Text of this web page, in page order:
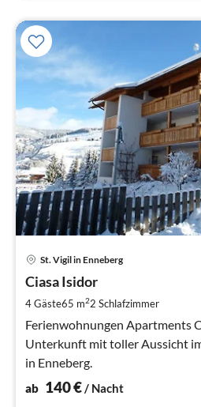
St. Vigil in Enneberg
Ciasa Isidor
4 Gäste65 m22 Schlafzimmer
Ferienwohnungen Apartments
Unterkunft mit toller Aussicht
in Enneberg.
ab 140€/ Nacht